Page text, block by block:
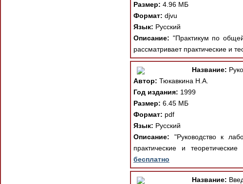
Размер: 4.96 МБ
Формат: djvu
Язык: Русский
Описание: "Практикум по
рассматривает практические и
Название:
Автор: Тюкавкина Н.А.
Год издания: 1999
Размер: 6.45 МБ
Формат: pdf
Язык: Русский
Описание: "Руководство к
практические и
бесплатно
Название: